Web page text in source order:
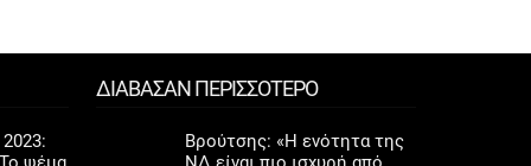
ΔΙΑΒΑΣΑΝ ΠΕΡΙΣΣΟΤΕΡΟ
Βρούτσης: «Η ενότητα της